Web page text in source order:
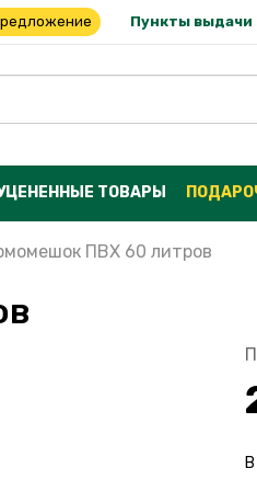
Пункты выдачи
ТОВАРЫ
ПВХ 60 литров